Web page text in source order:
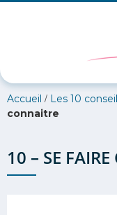
Accueil / Les 10
connaitre
10 – SE